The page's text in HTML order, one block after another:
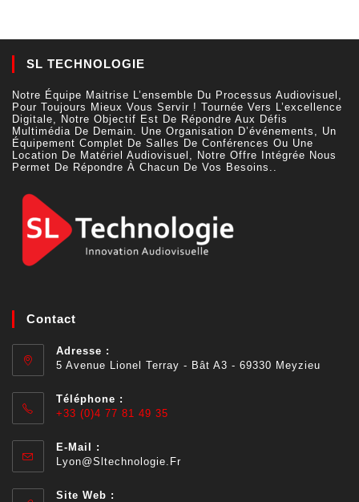
SL TECHNOLOGIE
Notre Équipe Maitrise L’ensemble Du Processus Audiovisuel,
Pour Toujours Mieux Vous Servir ! Tournée Vers L’excellence
Digitale, Notre Objectif Est De Répondre Aux Défis
Multimédia De Demain. Une Organisation D’événements, Un
Équipement Complet De Salles De Conférences Ou Une
Location De Matériel Audiovisuel, Notre Offre Intégrée Nous
Permet De Répondre À Chacun De Vos Besoins..
Contact
Adresse :
5 Avenue Lionel Terray - Bât A3 - 69330 Meyzieu
Téléphone :
+33 (0)4 77 81 49 35
E-Mail :
Lyon@sltechnologie.fr
Site Web :